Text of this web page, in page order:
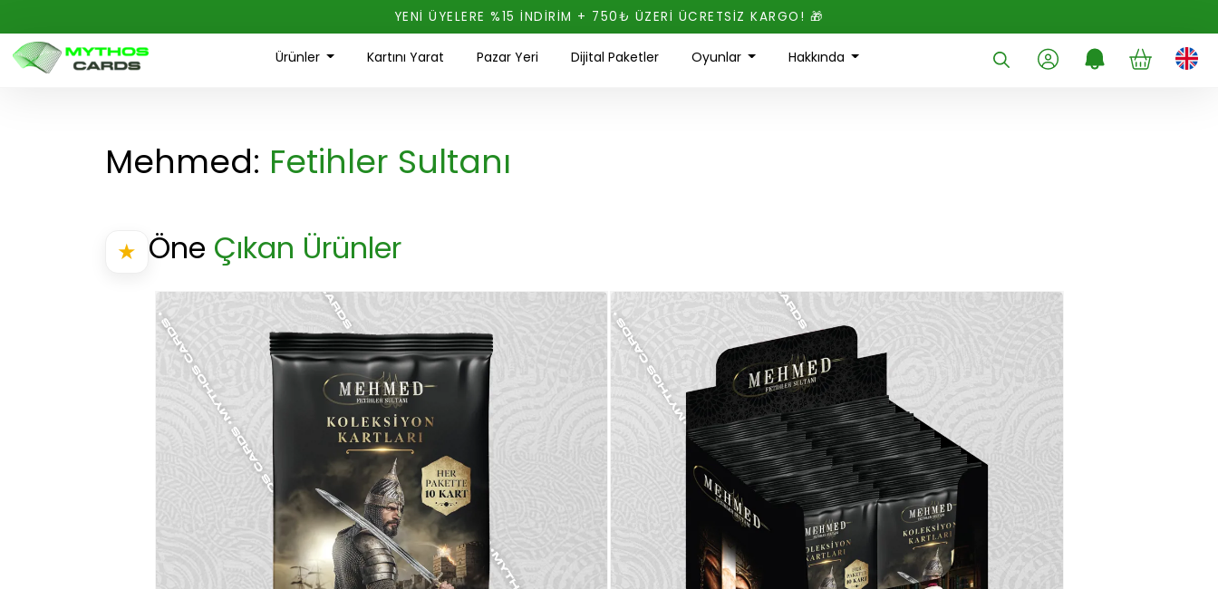
YENİ ÜYELERE %15 İNDİRİM + 750₺ ÜZERİ ÜCRETSİZ KARGO! 🎁
Ürünler Kartını Yarat Pazar Yeri Dijital Paketler Oyunlar Hakkında
Mehmed: Fetihler Sultanı
★ Öne Çıkan Ürünler